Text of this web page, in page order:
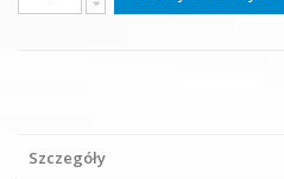
Szczegóły